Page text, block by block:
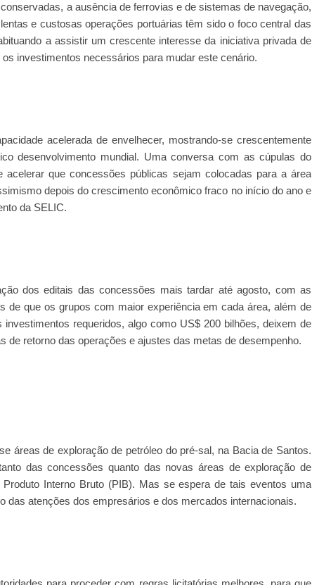
a ausência de ferrovias e de sistemas de navegação,
e custosas operações portuárias têm sido o foco central das
a assistir um crescente interesse da iniciativa privada de
investimentos necessários para mudar este cenário.
acelerada de envelhecer, mostrando-se crescentemente
desenvolvimento mundial. Uma conversa com as cúpulas do
que concessões públicas sejam colocadas para a área
depois do crescimento econômico fraco no início do ano e
da SELIC.
dos editais das concessões mais tardar até agosto, com as
de que os grupos com maior experiência em cada área, além de
requeridos, algo como US$ 200 bilhões, deixem de
de retorno das operações e ajustes das metas de desempenho.
áreas de exploração de petróleo do pré-sal, na Bacia de Santos.
das concessões quanto das novas áreas de exploração de
Interno Bruto (PIB). Mas se espera de tais eventos uma
das atenções dos empresários e dos mercados internacionais.